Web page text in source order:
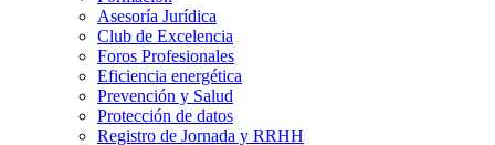
Asesoría Jurídica
Club de Excelencia
Foros Profesionales
Eficiencia energética
Prevención y Salud
Protección de datos
Registro de Jornada y RRHH